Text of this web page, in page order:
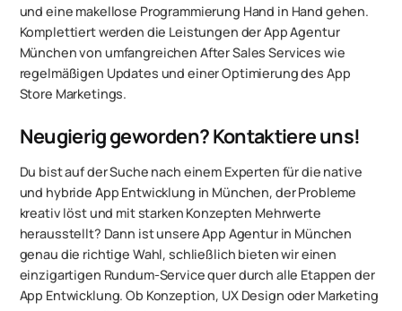
und eine makellose Programmierung Hand in Hand gehen.
Komplettiert werden die Leistungen der App Agentur
München von umfangreichen After Sales Services wie
regelmäßigen Updates und einer Optimierung des App
Store Marketings.
Neugierig geworden? Kontaktiere uns!
Du bist auf der Suche nach einem Experten für die native
und hybride App Entwicklung in München, der Probleme
kreativ löst und mit starken Konzepten Mehrwerte
herausstellt? Dann ist unsere App Agentur in München
genau die richtige Wahl, schließlich bieten wir einen
einzigartigen Rundum-Service quer durch alle Etappen der
App Entwicklung. Ob Konzeption, UX Design oder Marketing